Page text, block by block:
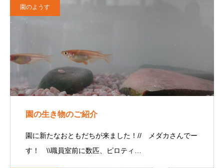
園のようす
園の生き物のご紹介
園に新たなおともだちが来ました！// メダカさんでー
す！ \\職員室前に数匹、ピロティ…